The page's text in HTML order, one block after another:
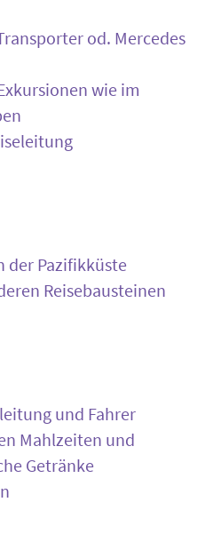
od. Mercedes
wie im
der Pazifikküste
Reisebausteinen
und Fahrer
Mahlzeiten und
Getränke